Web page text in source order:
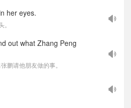
her eyes.
out what Zhang Peng
鹏请他朋友做的事。